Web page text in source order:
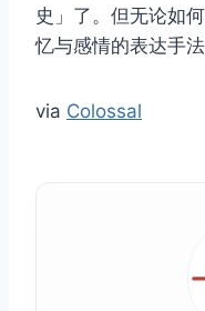
史」了。但无论如
忆与感情的表达手
via Colossal